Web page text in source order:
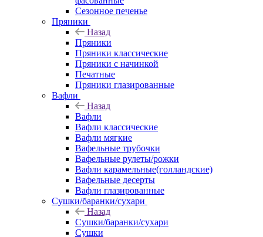
Сезонное печенье
Пряники
Назад
Пряники
Пряники классические
Пряники с начинкой
Печатные
Пряники глазированные
Вафли
Назад
Вафли
Вафли классические
Вафли мягкие
Вафельные трубочки
Вафельные рулеты/рожки
Вафли карамельные(голландские)
Вафельные десерты
Вафли глазированные
Сушки/баранки/сухари
Назад
Сушки/баранки/сухари
Сушки